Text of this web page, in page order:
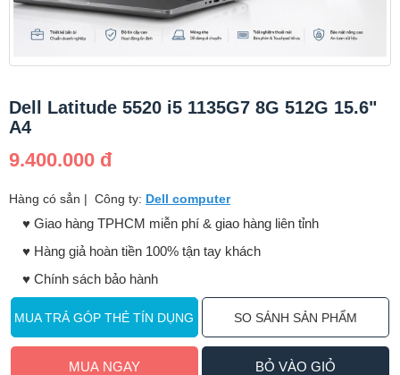
Dell Latitude 5520 i5 1135G7 8G 512G 15.6"
A4
9.400.000 đ
Hàng có sẳn | Công ty: Dell computer
♥️ Giao hàng TPHCM miễn phí & giao hàng liên tỉnh
♥️ Hàng giả hoàn tiền 100% tận tay khách
♥️ Chính sách bảo hành
MUA TRẢ GÓP THẺ TÍN DỤNG SO SÁNH SẢN PHẨM
MUA NGAY BỎ VÀO GIỎ